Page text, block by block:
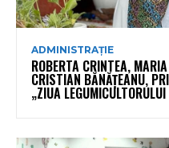
ADMINISTRAȚIE
ROBERTA CRINTEA,
CRISTIAN BĂNĂȚEANU,
„ZIUA